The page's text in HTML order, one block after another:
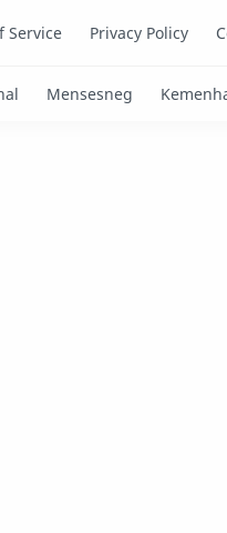
Service Privacy Policy